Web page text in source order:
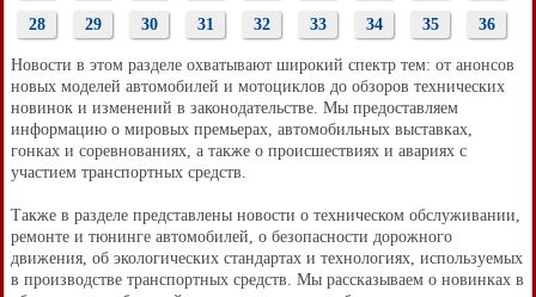
28 29 30 31 32 33 34 35 36
Новости в этом разделе охватывают широкий спектр тем: от анонсов
новых моделей автомобилей и мотоциклов до обзоров технических
новинок и изменений в законодательстве. Мы предоставляем
информацию о мировых премьерах, автомобильных выставках,
гонках и соревнованиях, а также о происшествиях и авариях с
участием транспортных средств.
Также в разделе представлены новости о техническом обслуживании,
ремонте и тюнинге автомобилей, о безопасности дорожного
движения, об экологических стандартах и технологиях, используемых
в производстве транспортных средств. Мы рассказываем о новинках в